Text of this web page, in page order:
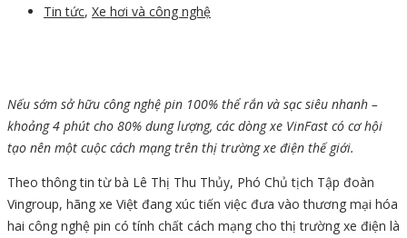
Tin tức, Xe hơi và công nghệ
Nếu sớm sở hữu công nghệ pin 100% thể rắn và sạc siêu nhanh –
khoảng 4 phút cho 80% dung lượng, các dòng xe VinFast có cơ hội
tạo nên một cuộc cách mạng trên thị trường xe điện thế giới.
Theo thông tin từ bà Lê Thị Thu Thủy, Phó Chủ tịch Tập đoàn
Vingroup, hãng xe Việt đang xúc tiến việc đưa vào thương mại hóa
hai công nghệ pin có tính chất cách mạng cho thị trường xe điện là